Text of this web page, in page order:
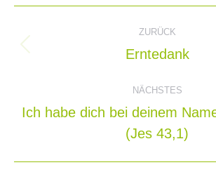
ZURÜCK
Vorheriger
Erntedank
NÄCHSTES
Beitrag:
Ich habe dich bei deinem
(Jes 43,1)